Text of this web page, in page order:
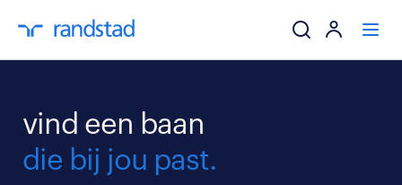
vind een baan
die bij jou past.